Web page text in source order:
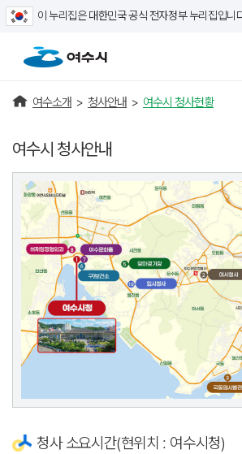
이 누리집은 대한민국 공식 전자정부 누리집입니
여수소개 > 청사안내 > 여수시 청사현황
여수시 청사안내
청사 소요시간(현위치 : 여수시청)